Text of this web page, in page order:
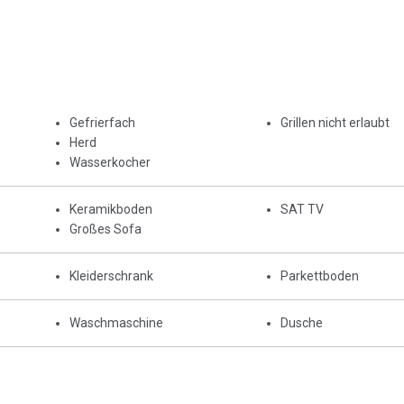
Gefrierfach
Herd
Wasserkocher
Grillen nicht erlaubt
Keramikboden
Großes Sofa
SAT TV
Kleiderschrank Parkettboden
Waschmaschine Dusche